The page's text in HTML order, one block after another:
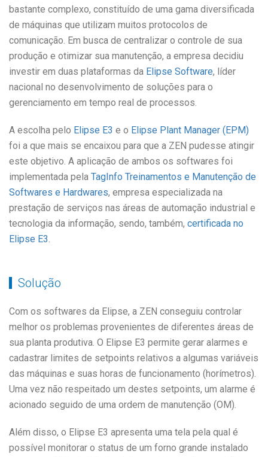
bastante complexo, constituído de uma gama diversificada
de máquinas que utilizam muitos protocolos de
comunicação. Em busca de centralizar o controle de sua
produção e otimizar sua manutenção, a empresa decidiu
investir em duas plataformas da Elipse Software, líder
nacional no desenvolvimento de soluções para o
gerenciamento em tempo real de processos.
A escolha pelo Elipse E3 e o Elipse Plant Manager (EPM)
foi a que mais se encaixou para que a ZEN pudesse atingir
este objetivo. A aplicação de ambos os softwares foi
implementada pela TagInfo Treinamentos e Manutenção de
Softwares e Hardwares, empresa especializada na
prestação de serviços nas áreas de automação industrial e
tecnologia da informação, sendo, também, certificada no
Elipse E3.
Solução
Com os softwares da Elipse, a ZEN conseguiu controlar
melhor os problemas provenientes de diferentes áreas de
sua planta produtiva. O Elipse E3 permite gerar alarmes e
cadastrar limites de setpoints relativos a algumas variáveis
das máquinas e suas horas de funcionamento (horímetros).
Uma vez não respeitado um destes setpoints, um alarme é
acionado seguido de uma ordem de manutenção (OM).
Além disso, o Elipse E3 apresenta uma tela pela qual é
possível monitorar o status de um forno grande instalado